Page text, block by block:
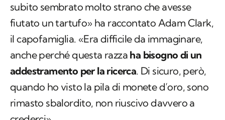
subito sembrato molto strano che avesse
fiutato un tartufo» ha raccontato Adam Clark,
il capofamiglia. «Era difficile da immaginare,
anche perché questa razza ha bisogno di un
addestramento per la ricerca. Di sicuro, però,
quando ho visto la pila di monete d’oro, sono
rimasto sbalordito, non riuscivo davvero a